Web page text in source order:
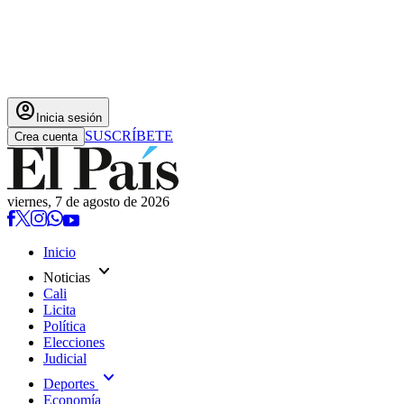
account_circle Inicia sesión
Crea cuenta SUSCRÍBETE
viernes, 7 de agosto de 2026
Inicio
Noticias expand_more
Cali
Licita
Política
Elecciones
Judicial
Deportes expand_more
Economía